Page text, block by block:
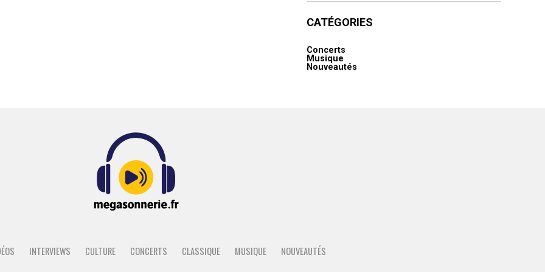
CATÉGORIES
Concerts
Musique
Nouveautés
INTERVIEWS CULTURE CONCERTS CLASSIQUE MUSIQUE NOUVEAUTÉS